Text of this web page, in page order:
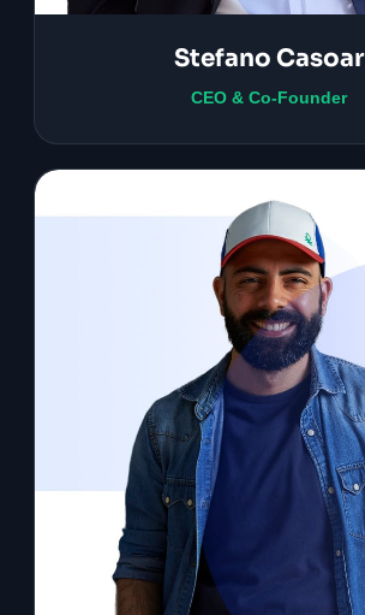
Stefano Casoar
CEO & Co-Founder